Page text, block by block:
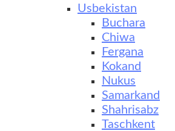
Usbekistan
Buchara
Chiwa
Fergana
Kokand
Nukus
Samarkand
Shahrisabz
Taschkent